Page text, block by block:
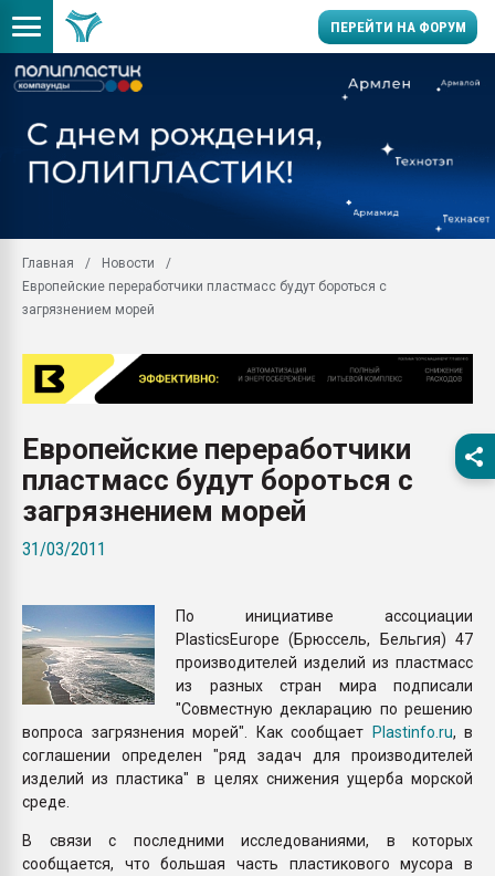
ПЕРЕЙТИ НА ФОРУМ
заводу пластмасс"
28.07.2026
первый план в
28.07.2026
ситуацией на
Главная
Новости
Европейские переработчики пластмасс будут бороться с
загрязнением морей
Европейские переработчики
пластмасс будут бороться с
загрязнением морей
31/03/2011
По инициативе ассоциации
PlasticsEurope (Брюссель, Бельгия) 47
производителей изделий из пластмасс
из разных стран мира подписали
"Совместную декларацию по решению
вопроса загрязнения морей". Как сообщает Plastinfo.ru, в
соглашении определен "ряд задач для производителей
изделий из пластика" в целях снижения ущерба морской
среде.
В связи с последними исследованиями, в которых
сообщается, что большая часть пластикового мусора в